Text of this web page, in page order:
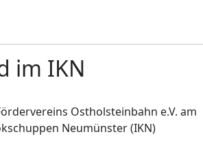
im IKN
Ostholsteinbahn e.V. am
Neumünster (IKN)